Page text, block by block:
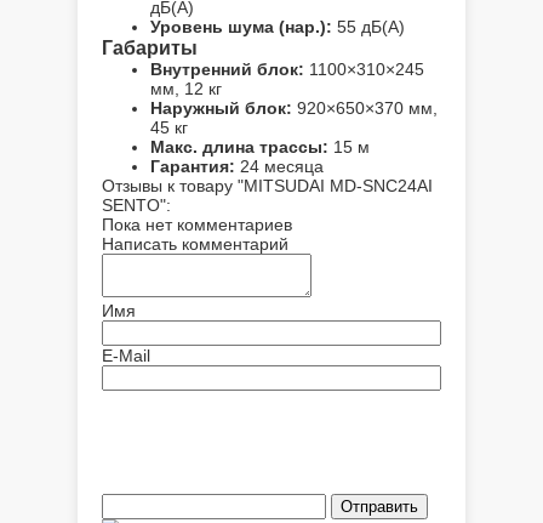
дБ(А)
Уровень шума (нар.): 55 дБ(А)
Габариты
Внутренний блок: 1100×310×245
мм, 12 кг
Наружный блок: 920×650×370 мм,
45 кг
Макс. длина трассы: 15 м
Гарантия: 24 месяца
Отзывы к товару "MITSUDAI MD-SNC24AI
SENTO":
Пока нет комментариев
Написать комментарий
Имя
E-Mail